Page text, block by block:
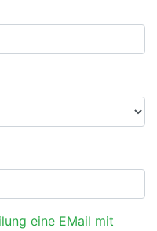
eine EMail mit